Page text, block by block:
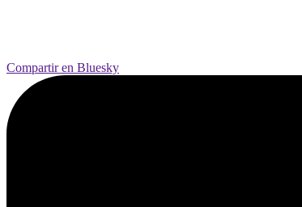
Compartir en Bluesky